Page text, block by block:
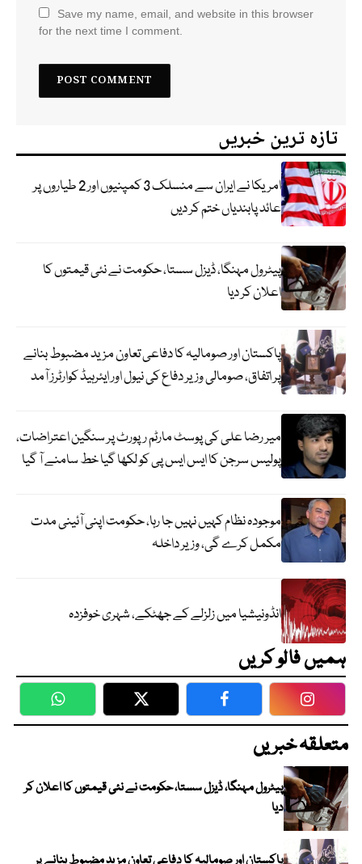
Save my name, email, and website in this browser
for the next time I comment.
تازہ ترین خبریں
امریکا نے ایران سے منسلک 3 کمپنیوں اور 2 طیاروں پر
عائد پابندیاں ختم کر دیں
پیٹرول مہنگا، ڈیزل سستا، حکومت نے نئی قیمتوں کا
اعلان کر دیا
پاکستان اور صومالیہ کا دفاعی تعاون مزید مضبوط بنانے
پر اتفاق، صومالی وزیر دفاع کی نیول اور ایئرہیڈ کوارٹرز آمد
میر رضا علی کی پوسٹ مارٹم رپورٹ پر سنگین اعتراضات،
پولیس سرجن کا ایس ایس پی کو لکھا گیا خط سامنے آ گیا
موجودہ نظام کہیں نہیں جا رہا، حکومت اپنی آئینی مدت
مکمل کرے گی، وزیر داخلہ
انڈونیشیا میں زلزلے کے جھٹکے، شہری خوفزدہ
ہمیں فالو کریں
WhatsApp Twitter Facebook
متعلقہ خبریں
پیٹرول مہنگا، ڈیزل سستا، حکومت نے نئی قیمتوں کا اعلان کر
دیا